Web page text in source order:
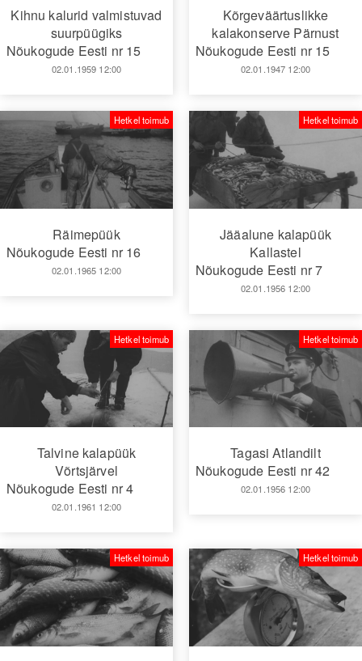
Kihnu kalurid valmistuvad
suurpüügiks
Nõukogude Eesti nr 15
02.01.1959 12:00
Kõrgeväärtuslikke
kalakonserve Pärnust
Nõukogude Eesti nr 15
02.01.1947 12:00
Räimepüük
Nõukogude Eesti nr 16
02.01.1965 12:00
Hetkel toimub
Jääalune kalapüük
Kallastel
Nõukogude Eesti nr 7
02.01.1956 12:00
Hetkel toimub
Talvine kalapüük
Võrtsjärvel
Nõukogude Eesti nr 4
02.01.1961 12:00
Hetkel toimub
Tagasi Atlandilt
Nõukogude Eesti nr 42
02.01.1956 12:00
Hetkel toimub
Hetkel toimub Hetkel toimub